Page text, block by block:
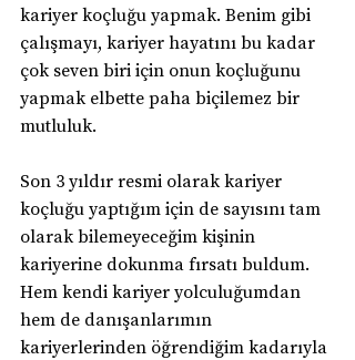
kariyer koçluğu yapmak. Benim gibi
çalışmayı, kariyer hayatını bu kadar
çok seven biri için onun koçluğunu
yapmak elbette paha biçilemez bir
mutluluk.
Son 3 yıldır resmi olarak kariyer
koçluğu yaptığım için de sayısını tam
olarak bilemeyeceğim kişinin
kariyerine dokunma fırsatı buldum.
Hem kendi kariyer yolculuğumdan
hem de danışanlarımın
kariyerlerinden öğrendiğim kadarıyla